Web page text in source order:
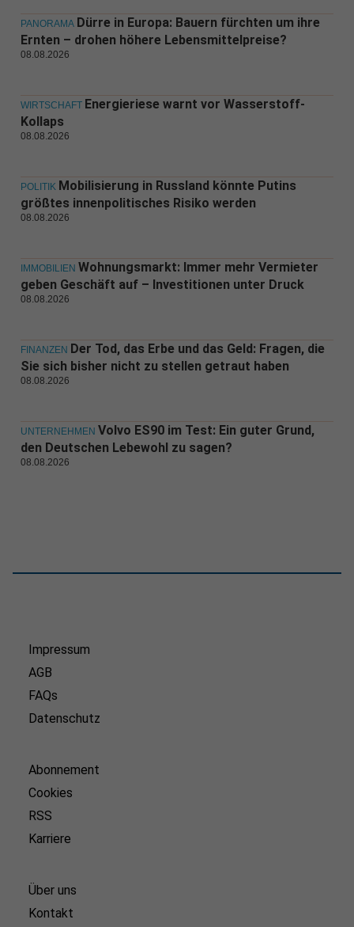
PANORAMA Dürre in Europa: Bauern fürchten um ihre
Ernten – drohen höhere Lebensmittelpreise?
08.08.2026
WIRTSCHAFT Energieriese warnt vor Wasserstoff-
Kollaps
08.08.2026
POLITIK Mobilisierung in Russland könnte Putins
größtes innenpolitisches Risiko werden
08.08.2026
IMMOBILIEN Wohnungsmarkt: Immer mehr Vermieter
geben Geschäft auf – Investitionen unter Druck
08.08.2026
FINANZEN Der Tod, das Erbe und das Geld: Fragen, die
Sie sich bisher nicht zu stellen getraut haben
08.08.2026
UNTERNEHMEN Volvo ES90 im Test: Ein guter Grund,
den Deutschen Lebewohl zu sagen?
08.08.2026
Impressum
AGB
FAQs
Datenschutz
Abonnement
Cookies
RSS
Karriere
Über uns
Kontakt